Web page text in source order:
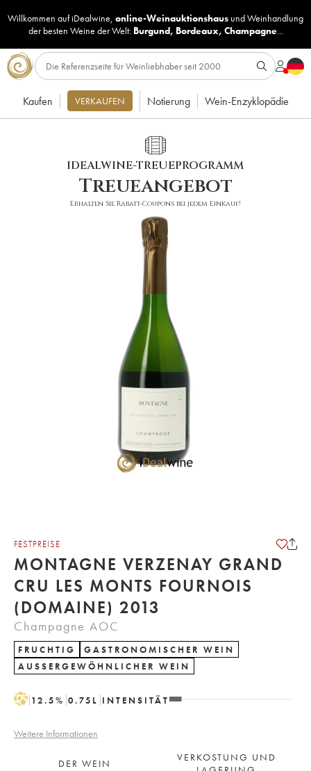
Willkommen auf iDealwine, online-Weinauktionshaus undWeinhandlung
der besten Weine der Welt: Burgund, Bordeaux, Champagne...
Kaufen VERKAUFEN Notierung Wein-Enzyklopädie
IDEALWINE-TREUEPROGRAMM
Treueangebot
Erhalten Sie Rabatt-Coupons bei jedem Einkauf!
FESTPREISE
MONTAGNE VERZENAY GRAND
CRU LES MONTS FOURNOIS
(DOMAINE) 2013
Champagne AOC
FRUCHTIG
GASTRONOMISCHER WEIN
AUSSERGEWÖHNLICHER WEIN
H 12.5% 0.75 L INTENSITÄT
Weitere Informationen
DER WEIN
VERKOSTUNG UND